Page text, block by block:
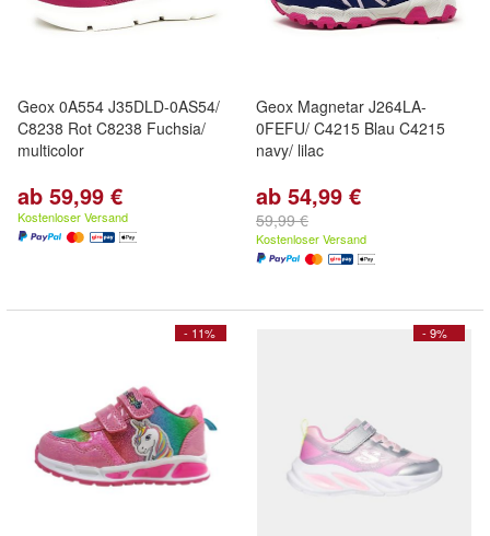
Geox 0A554 J35DLD-0AS54/
C8238 Rot C8238 Fuchsia/
multicolor
ab 59,99 €
Kostenloser Versand
Geox Magnetar J264LA-
0FEFU/ C4215 Blau C4215
navy/ lilac
ab 54,99 €
59,99 €
Kostenloser Versand
- 11% - 9%